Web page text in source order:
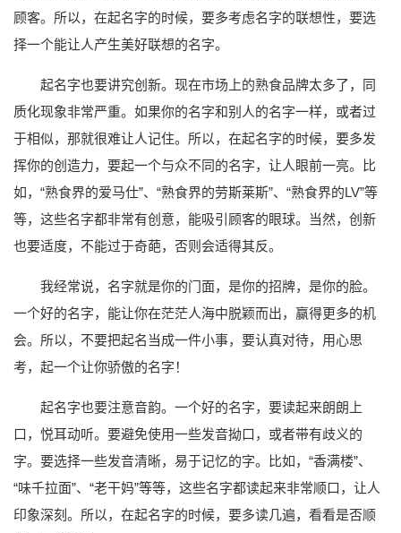
顾客。所以，在起名字的时候，要多考虑名字的联想性，要选
择一个能让人产生美好联想的名字。
起名字也要讲究创新。现在市场上的熟食品牌太多了，同
质化现象非常严重。如果你的名字和别人的名字一样，或者过
于相似，那就很难让人记住。所以，在起名字的时候，要多发
挥你的创造力，要起一个与众不同的名字，让人眼前一亮。比
如，“熟食界的爱马仕”、“熟食界的劳斯莱斯”、“熟食界的LV”等
等，这些名字都非常有创意，能吸引顾客的眼球。当然，创新
也要适度，不能过于奇葩，否则会适得其反。
我经常说，名字就是你的门面，是你的招牌，是你的脸。
一个好的名字，能让你在茫茫人海中脱颖而出，赢得更多的机
会。所以，不要把起名当成一件小事，要认真对待，用心思
考，起一个让你骄傲的名字！
起名字也要注意音韵。一个好的名字，要读起来朗朗上
口，悦耳动听。要避免使用一些发音拗口，或者带有歧义的
字。要选择一些发音清晰，易于记忆的字。比如，“香满楼”、
“味千拉面”、“老干妈”等等，这些名字都读起来非常顺口，让人
印象深刻。所以，在起名字的时候，要多读几遍，看看是否顺